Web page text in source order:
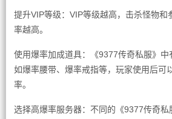
提升VIP等级：VIP等级越高，击杀怪物和
率越高。
使用爆率加成道具：《9377传奇私服》中
如爆率腰带、爆率戒指等，玩家使用后可
率。
选择高爆率服务器：不同的《9377传奇私